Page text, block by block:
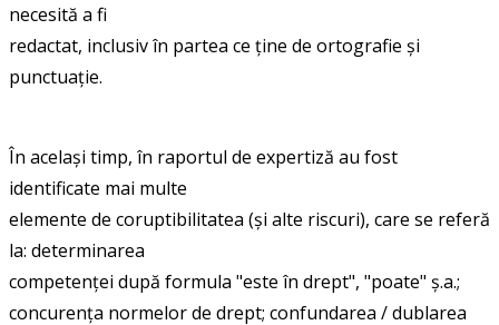
necesită a fi
redactat, inclusiv în partea ce ține de ortografie și
punctuație.
În același timp, în raportul de expertiză au fost
identificate mai multe
elemente de coruptibilitatea (și alte riscuri), care se referă
la: determinarea
competenței după formula "este în drept", "poate" ș.a.;
concurența normelor de drept; confundarea / dublarea